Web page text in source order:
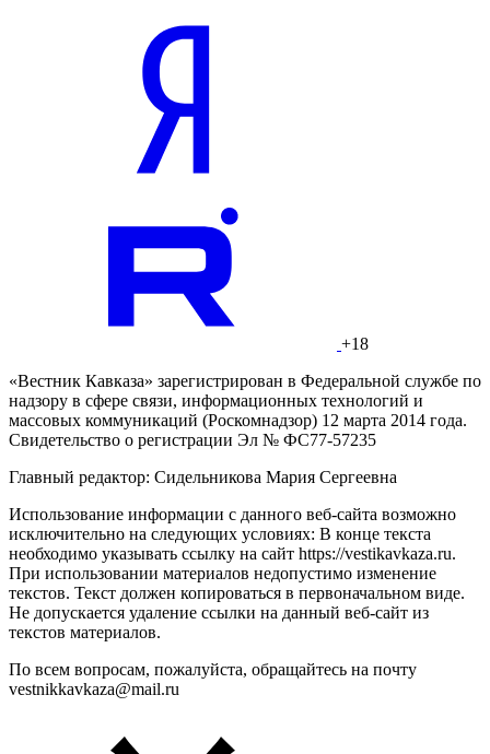
+18
«Вестник Кавказа» зарегистрирован в Федеральной службе по
надзору в сфере связи, информационных технологий и
массовых коммуникаций (Роскомнадзор) 12 марта 2014 года.
Свидетельство о регистрации Эл № ФС77-57235
Главный редактор: Сидельникова Мария Сергеевна
Использование информации с данного веб-сайта возможно
исключительно на следующих условиях: В конце текста
необходимо указывать ссылку на сайт https://vestikavkaza.ru.
При использовании материалов недопустимо изменение
текстов. Текст должен копироваться в первоначальном виде.
Не допускается удаление ссылки на данный веб-сайт из
текстов материалов.
По всем вопросам, пожалуйста, обращайтесь на почту
vestnikkavkaza@mail.ru